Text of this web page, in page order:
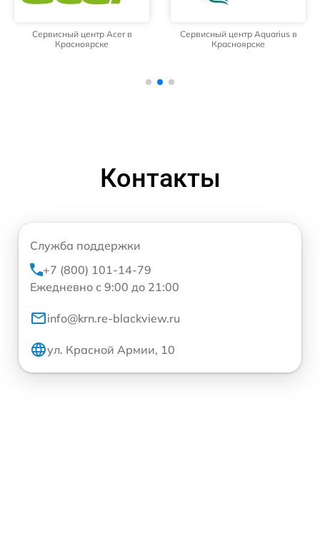
Сервисный центр Acer в
Красноярске
Сервисный центр Aquarius в
Красноярске
Контакты
Служба поддержки
+7 (800) 101-14-79
Ежедневно с 9:00 до 21:00
info@krn.re-blackview.ru
ул. Красной Армии, 10